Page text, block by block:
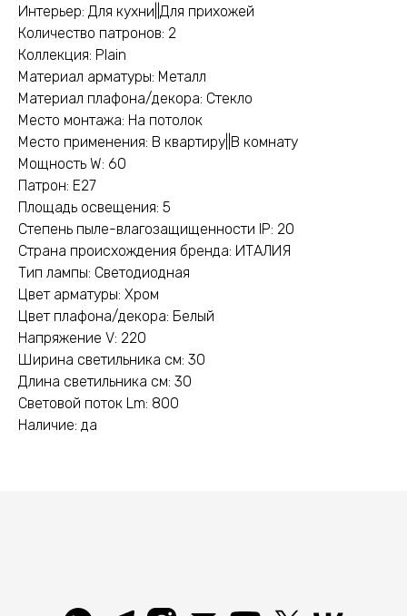
Интерьер: Для кухни||Для прихожей
Количество патронов: 2
Коллекция: Plain
Материал арматуры: Металл
Материал плафона/декора: Стекло
Место монтажа: На потолок
Место применения: В квартиру||В комнату
Мощность W: 60
Патрон: E27
Площадь освещения: 5
Степень пыле-влагозащищенности IP: 20
Страна происхождения бренда: ИТАЛИЯ
Тип лампы: Светодиодная
Цвет арматуры: Хром
Цвет плафона/декора: Белый
Напряжение V: 220
Ширина светильника см: 30
Длина светильника см: 30
Световой поток Lm: 800
Наличие: да